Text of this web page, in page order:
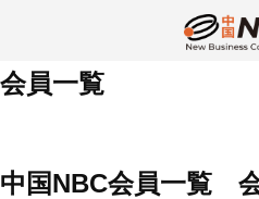
会員一覧
中国NBC会員一覧